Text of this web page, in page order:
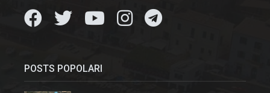
POSTS POPOLARI